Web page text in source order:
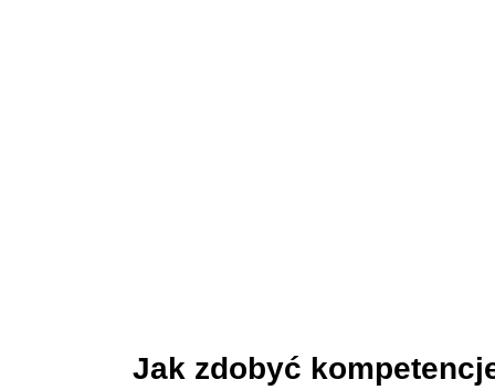
Jak zdobyć